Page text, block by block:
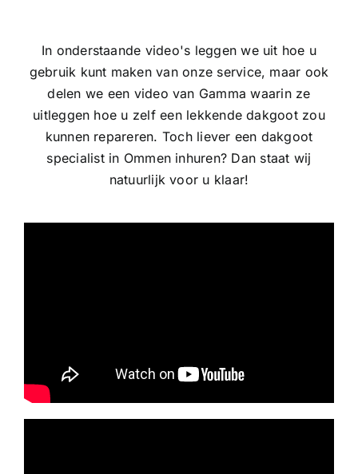
In onderstaande video's leggen we uit hoe u
gebruik kunt maken van onze service, maar ook
delen we een video van Gamma waarin ze
uitleggen hoe u zelf een lekkende dakgoot zou
kunnen repareren. Toch liever een dakgoot
specialist in Ommen inhuren? Dan staat wij
natuurlijk voor u klaar!